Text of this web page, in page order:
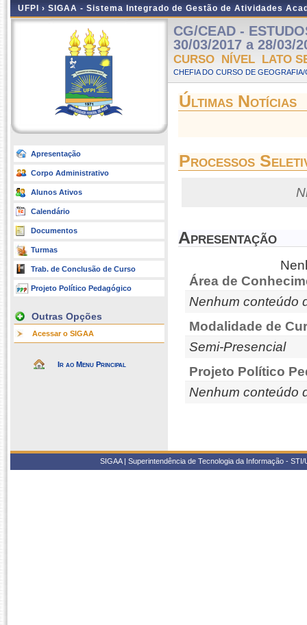
UFPI › SIGAA - Sistema Integrado de Gestão de Atividades
Apresentação
Corpo Administrativo
Alunos Ativos
Calendário
Documentos
Turmas
Trab. de Conclusão de Curso
Projeto Político Pedagógico
Outras Opções
Acessar o SIGAA
Ir ao Menu Principal
CG/CEAD -
30/03/2017 a 28/03/
CURSO NÍVEL LATO
CHEFIA DO CURSO DE
Últimas Notícias
Processos
Apresentação
Área de
Nenhum conteúdo
Modalidade de
Semi-Presencial
Projeto Político
Nenhum conteúdo
SIGAA | Superintendência de Tecnologia da Informação -